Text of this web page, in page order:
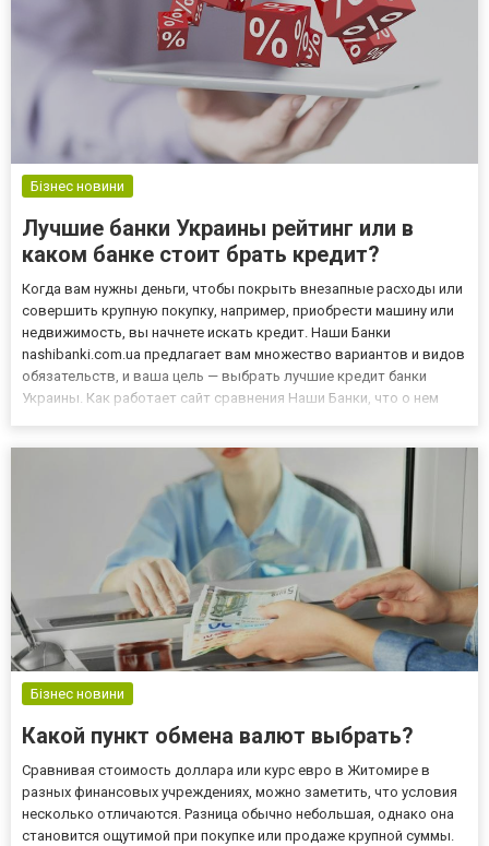
Бізнес новини
Лучшие банки Украины рейтинг или в
каком банке стоит брать кредит?
Когда вам нужны деньги, чтобы покрыть внезапные расходы или
совершить крупную покупку, например, приобрести машину или
недвижимость, вы начнете искать кредит. Наши Банки
nashibanki.com.ua предлагает вам множество вариантов и видов
обязательств, и ваша цель — выбрать лучшие кредит банки
Украины. Как работает сайт сравнения Наши Банки, что о нем
Бізнес новини
Какой пункт обмена валют выбрать?
Сравнивая стоимость доллара или курс евро в Житомире в
разных финансовых учреждениях, можно заметить, что условия
несколько отличаются. Разница обычно небольшая, однако она
становится ощутимой при покупке или продаже крупной суммы.